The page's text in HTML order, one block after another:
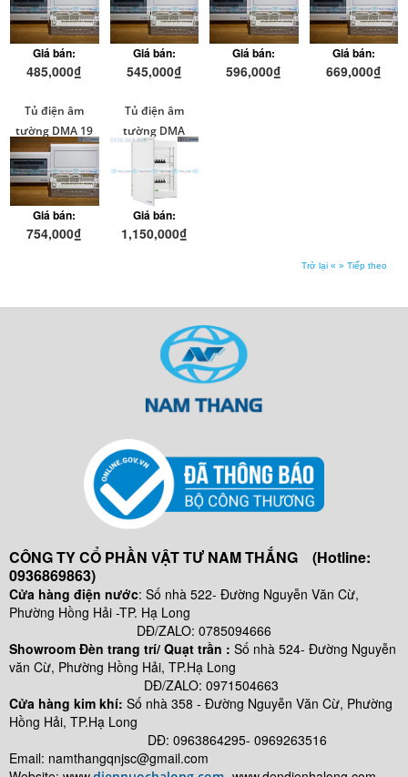
Giá bán:
485,000₫
Giá bán:
545,000₫
Giá bán:
596,000₫
Giá bán:
669,000₫
Tủ điện âm
tường DMA 19
modul
Giá bán:
754,000₫
Tủ điện âm
tường DMA
24modul
Giá bán:
1,150,000₫
Trở lại « » Tiếp theo
CÔNG TY CỔ PHẦN VẬT TƯ NAM THẮNG (Hotline:
0936869863)
Cửa hàng điện nước: Số nhà 522- Đường Nguyễn Văn Cừ,
Phường Hồng Hải -TP. Hạ Long
DĐ/ZALO: 0785094666
Showroom Đèn trang trí/ Quạt trần : Số nhà 524- Đường Nguyễn
văn Cừ, Phường Hồng Hải, TP.Hạ Long
DĐ/ZALO: 0971504663
Cửa hàng kim khí: Số nhà 358 - Đường Nguyễn Văn Cừ, Phường
Hồng Hải, TP.Hạ Long
DĐ: 0963864295- 0969263516
Email: namthangqnjsc@gmail.com